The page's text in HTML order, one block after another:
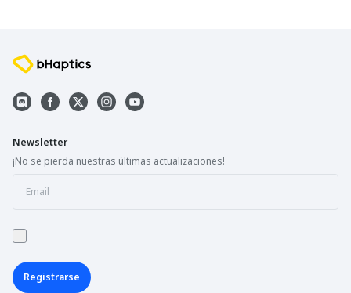
Newsletter
¡No se pierda nuestras últimas actualizaciones!
Registrarse